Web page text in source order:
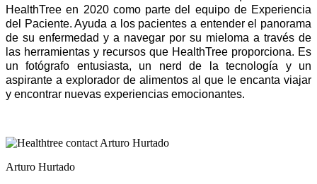
HealthTree en 2020 como parte del equipo de Experiencia
del Paciente. Ayuda a los pacientes a entender el panorama
de su enfermedad y a navegar por su mieloma a través de
las herramientas y recursos que HealthTree proporciona. Es
un fotógrafo entusiasta, un nerd de la tecnología y un
aspirante a explorador de alimentos al que le encanta viajar
y encontrar nuevas experiencias emocionantes.
Arturo Hurtado